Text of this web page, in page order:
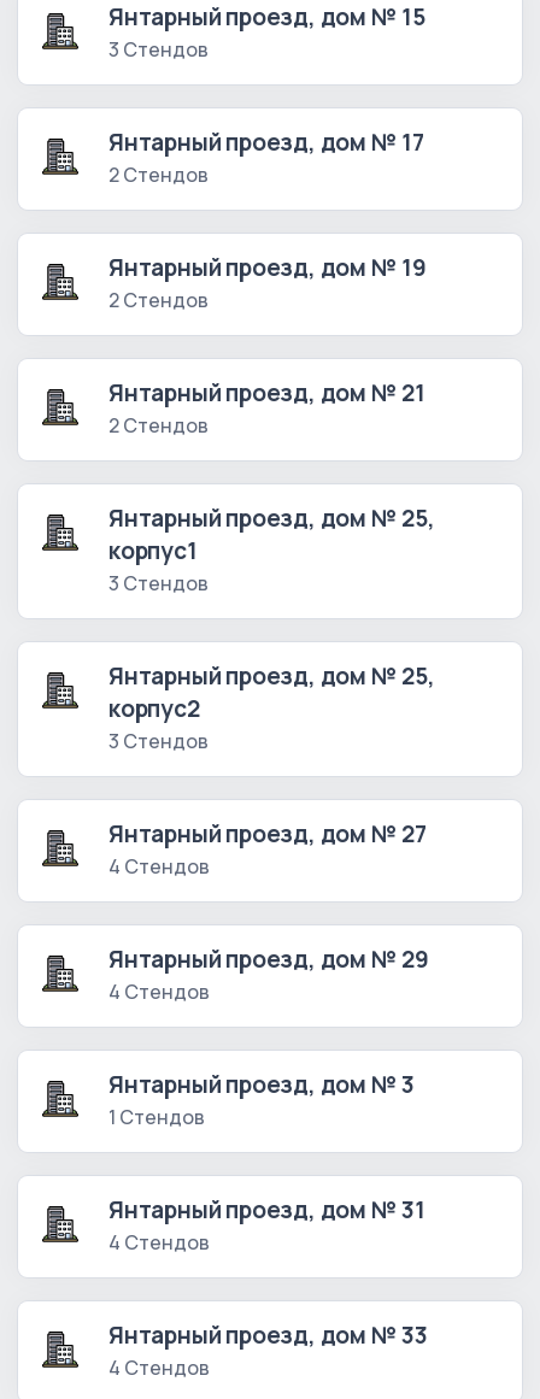
Янтарный проезд, дом № 15
3 Стендов
Янтарный проезд, дом № 17
2 Стендов
Янтарный проезд, дом № 19
2 Стендов
Янтарный проезд, дом № 21
2 Стендов
Янтарный проезд, дом № 25,
корпус1
3 Стендов
Янтарный проезд, дом № 25,
корпус2
3 Стендов
Янтарный проезд, дом № 27
4 Стендов
Янтарный проезд, дом № 29
4 Стендов
Янтарный проезд, дом № 3
1 Стендов
Янтарный проезд, дом № 31
4 Стендов
Янтарный проезд, дом № 33
4 Стендов